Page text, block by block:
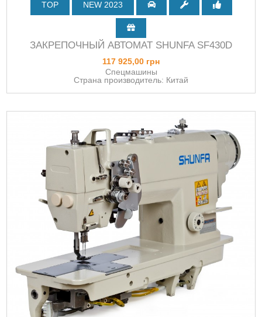
TOP NEW 2023
ЗАКРЕПОЧНЫЙ АВТОМАТ SHUNFA SF430D
117 925,00 грн
Спецмашины
Страна производитель: Китай